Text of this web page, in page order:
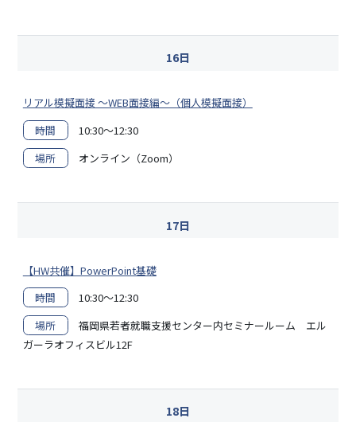
16日
リアル模擬面接 ～WEB面接編～（個人模擬面接）
時間
10:30～12:30
場所
オンライン（Zoom）
17日
【HW共催】PowerPoint基礎
時間
10:30～12:30
場所
福岡県若者就職支援センター内セミナールーム エル
ガーラオフィスビル12F
18日